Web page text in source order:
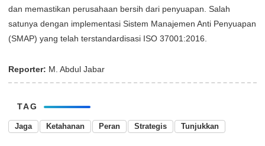
dan memastikan perusahaan bersih dari penyuapan. Salah
satunya dengan implementasi Sistem Manajemen Anti Penyuapan
(SMAP) yang telah terstandardisasi ISO 37001:2016.
Reporter: M. Abdul Jabar
TAG
Jaga Ketahanan Peran Strategis Tunjukkan